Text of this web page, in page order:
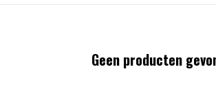
Geen producten